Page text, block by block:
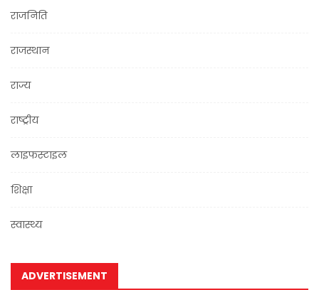
राजनिति
राजस्थान
राज्य
राष्ट्रीय
लाइफस्टाइल
शिक्षा
स्वास्थ्य
ADVERTISEMENT